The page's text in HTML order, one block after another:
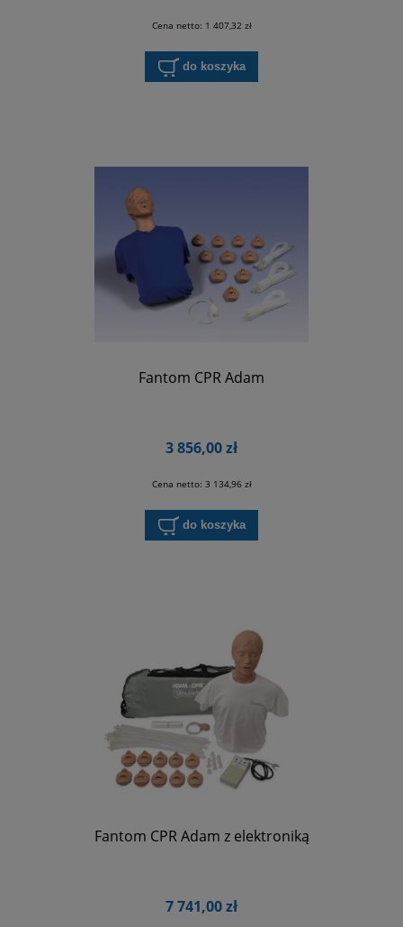
Cena netto: 1 407,32 zł
do koszyka
Fantom CPR Adam
3 856,00 zł
Cena netto: 3 134,96 zł
do koszyka
Fantom CPR Adam z elektroniką
7 741,00 zł